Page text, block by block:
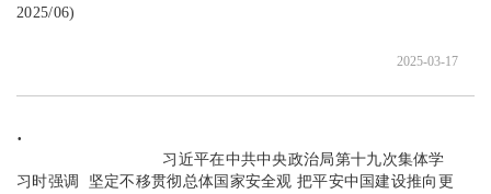
2025/06)
2025-03-17
习时强调  坚定不移贯彻总体国家安全观 把平安中国建设推向更